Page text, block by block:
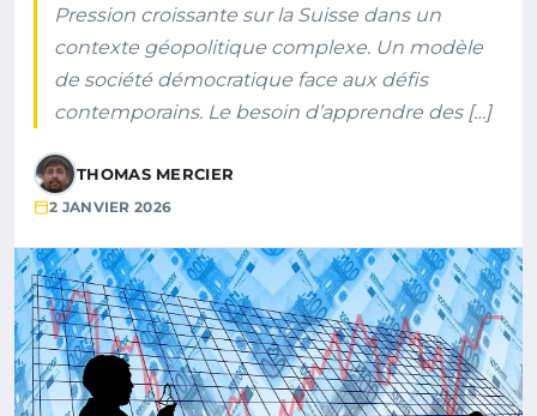
Pression croissante sur la Suisse dans un
contexte géopolitique complexe. Un modèle
de société démocratique face aux défis
contemporains. Le besoin d’apprendre des […]
THOMAS MERCIER
2 JANVIER 2026